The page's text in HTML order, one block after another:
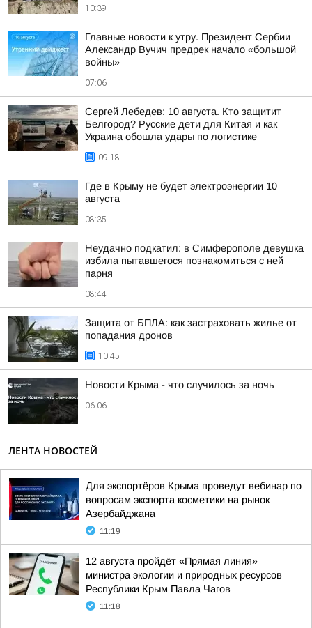
10:39
Главные новости к утру. Президент Сербии
Александр Вучич предрек начало «большой
войны»
07:06
Сергей Лебедев: 10 августа. Кто защитит
Белгород? Русские дети для Китая и как
Украина обошла удары по логистике
09:18
Где в Крыму не будет электроэнергии 10
августа
08:35
Неудачно подкатил: в Симферополе девушка
избила пытавшегося познакомиться с ней
парня
08:44
Защита от БПЛА: как застраховать жилье от
попадания дронов
10:45
Новости Крыма - что случилось за ночь
06:06
ЛЕНТА НОВОСТЕЙ
Для экспортёров Крыма проведут вебинар по
вопросам экспорта косметики на рынок
Азербайджана
11:19
12 августа пройдёт «Прямая линия»
министра экологии и природных ресурсов
Республики Крым Павла Чагов
11:18